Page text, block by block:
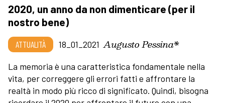
2020, un anno da non dimenticare (per il
nostro bene)
ATTUALITÀ 18_01_2021 Augusto Pessina*
La memoria è una caratteristica fondamentale nella
vita, per correggere gli errori fatti e affrontare la
realtà in modo più ricco di significato. Quindi, bisogna